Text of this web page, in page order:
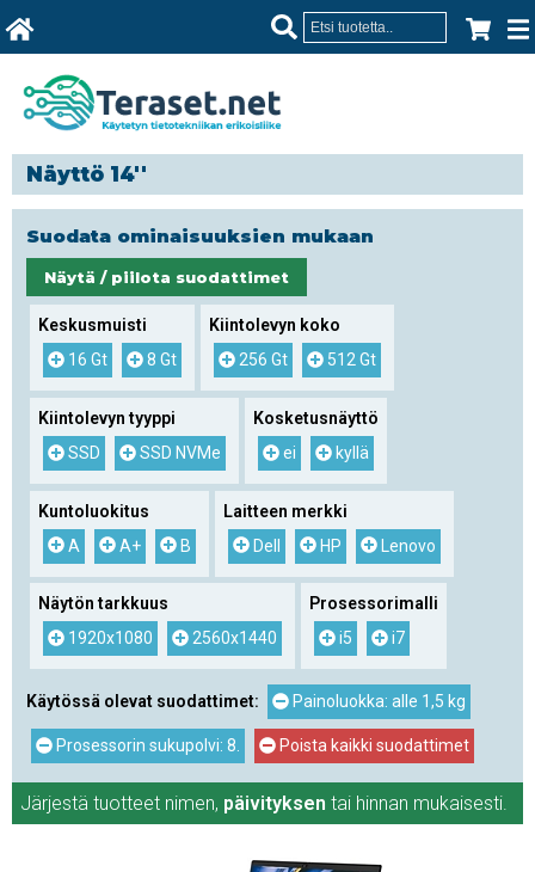
Näyttö 14''
Suodata ominaisuuksien mukaan
Näytä / piilota suodattimet
Keskusmuisti
16 Gt
8 Gt
Kiintolevyn koko
256 Gt
512 Gt
Kiintolevyn tyyppi
SSD
SSD NVMe
Kosketusnäyttö
ei
kyllä
Kuntoluokitus
A
A+ B
Laitteen merkki
Dell
HP Lenovo
Näytön tarkkuus
1920x1080
2560x1440
Prosessorimalli
i5
i7
Käytössä olevat suodattimet: Painoluokka: alle 1,5 kg
Prosessorin sukupolvi: 8. Poista kaikki suodattimet
Järjestä tuotteet nimen, päivityksen tai hinnan mukaisesti.